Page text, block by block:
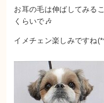
お耳の毛は伸ばしてみる
くらいで🎶
イメチェン楽しみですね